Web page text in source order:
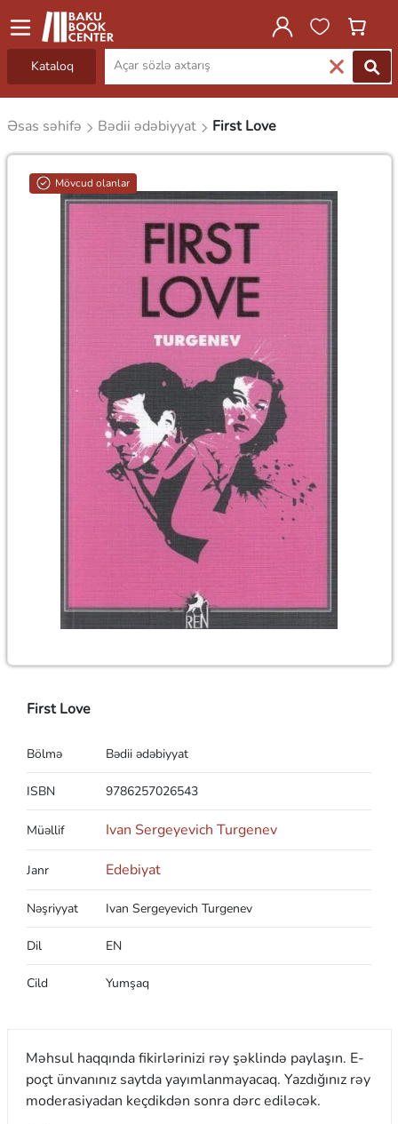
Kataloq
Əsas səhifə Bədii ədəbiyyat First Love
Mövcud olanlar
First Love
Bölmə Bədii ədəbiyyat
ISBN 9786257026543
Müəllif Ivan Sergeyevich Turgenev
Janr Edebiyat
Nəşriyyat Ivan Sergeyevich Turgenev
Dil EN
Cild Yumşaq
Məhsul haqqında fikirlərinizi rəy şəklində paylaşın. E-
poçt ünvanınız saytda yayımlanmayacaq. Yazdığınız rəy
moderasiyadan keçdikdən sonra dərc ediləcək.